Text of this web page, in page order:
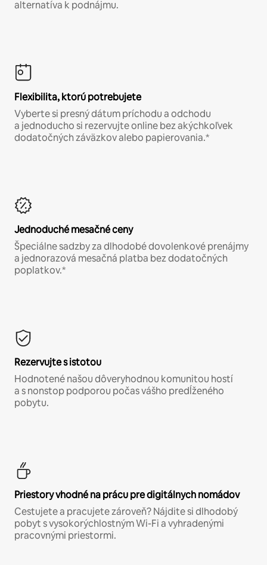
alternatíva k podnájmu.
Flexibilita, ktorú potrebujete
Vyberte si presný dátum príchodu a odchodu
a jednoducho si rezervujte online bez akýchkoľvek
dodatočných záväzkov alebo papierovania.*
Jednoduché mesačné ceny
Špeciálne sadzby za dlhodobé dovolenkové prenájmy
a jednorazová mesačná platba bez dodatočných
poplatkov.*
Rezervujte s istotou
Hodnotené našou dôveryhodnou komunitou hostí
a s nonstop podporou počas vášho predĺženého
pobytu.
Priestory vhodné na prácu pre digitálnych nomádov
Cestujete a pracujete zároveň? Nájdite si dlhodobý
pobyt s vysokorýchlostným Wi-Fi a vyhradenými
pracovnými priestormi.